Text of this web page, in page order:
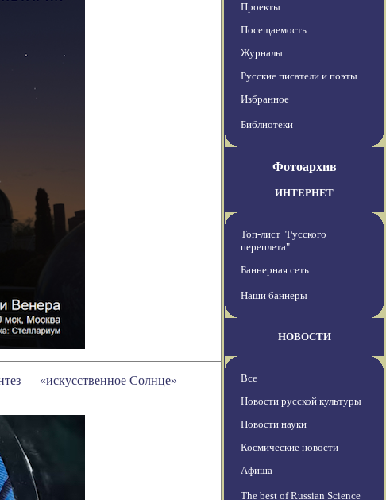
— «искусственное Солнце»
Проекты
Посещаемость
Журналы
Русские писатели и поэты
Избранное
Библиотеки
Фотоархив
ИНТЕРНЕТ
Топ-лист "Русского
переплета"
Баннерная сеть
Наши баннеры
НОВОСТИ
Все
Новости русской культуры
Новости науки
Космические новости
Афиша
The best of Russian Science